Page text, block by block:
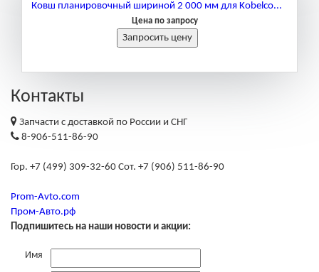
Ковш планировочный шириной 2 000 мм для Kobelco...
Цена по запросу
Контакты
Запчасти с доставкой по России и СНГ
8-906-511-86-90
Гор. +7 (499) 309-32-60 Сот. +7 (906) 511-86-90
Prom-Avto.com
Пром-Авто.рф
Подпишитесь на наши новости и акции:
Имя